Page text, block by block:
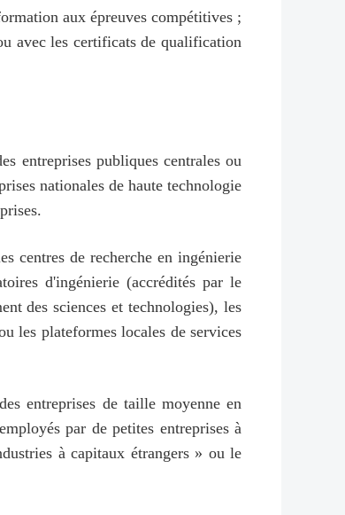
aux épreuves compétitives ;
avec les certificats de qualification
entreprises publiques centrales ou
nationales de haute technologie
centres de recherche en ingénierie
d'ingénierie (accrédités par le
des sciences et technologies), les
les plateformes locales de services
entreprises de taille moyenne en
par de petites entreprises à
à capitaux étrangers » ou le